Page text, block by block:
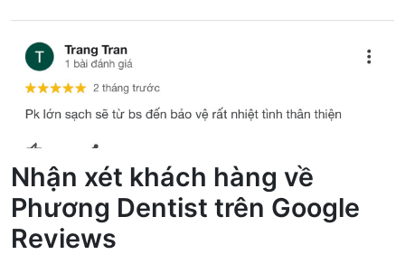
Nhận xét khách hàng về
Phương Dentist trên Google
Reviews